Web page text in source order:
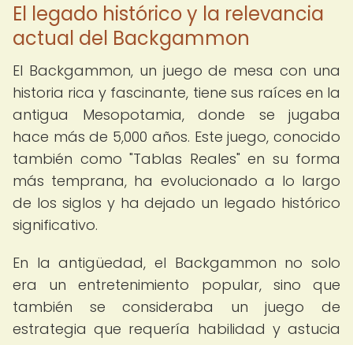
El legado histórico y la relevancia
actual del Backgammon
El Backgammon, un juego de mesa con una
historia rica y fascinante, tiene sus raíces en la
antigua Mesopotamia, donde se jugaba
hace más de 5,000 años. Este juego, conocido
también como "Tablas Reales" en su forma
más temprana, ha evolucionado a lo largo
de los siglos y ha dejado un legado histórico
significativo.
En la antigüedad, el Backgammon no solo
era un entretenimiento popular, sino que
también se consideraba un juego de
estrategia que requería habilidad y astucia